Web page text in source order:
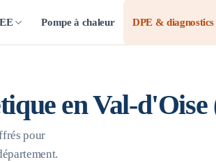
Pompe à chaleur DPE & diagnostics
enVal-d'Oise
pour